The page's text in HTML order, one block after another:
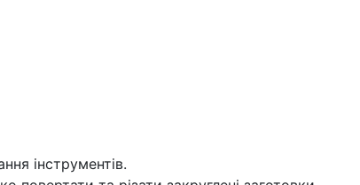
інструментів.